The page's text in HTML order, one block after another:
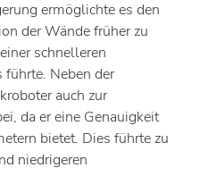
ermöglichte es den
der Wände früher zu
schnelleren
Neben der
auch zur
da er eine Genauigkeit
bietet. Dies führte zu
niedrigeren